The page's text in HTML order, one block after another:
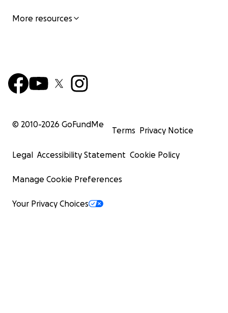
More resources
© 2010-2026 GoFundMe
Terms Privacy Notice
Legal Accessibility Statement Cookie Policy
Manage Cookie Preferences
Your Privacy Choices